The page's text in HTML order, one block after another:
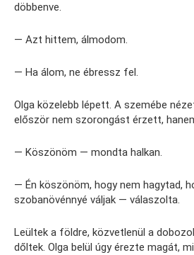
döbbenve.
— Azt hittem, álmodom.
— Ha álom, ne ébressz fel.
Olga közelebb lépett. A szemébe
először nem szorongást érzett,
— Köszönöm — mondta halkan.
— Én köszönöm, hogy nem hagytad,
szobanövénnyé váljak — válaszolta.
Leültek a földre, közvetlenül a
dőltek. Olga belül úgy érezte magát,